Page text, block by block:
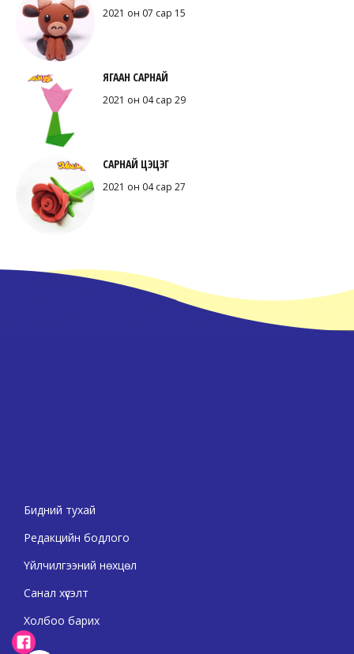
2021 он 07 сар 15
ЯГААН САРНАЙ
2021 он 04 сар 29
САРНАЙ ЦЭЦЭГ
2021 он 04 сар 27
Бидний тухай
Редакцийн бодлого
Үйлчилгээний нөхцөл
Санал хүсэлт
Холбоо барих